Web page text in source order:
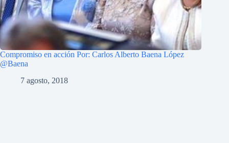
Compromiso en acción Por: Carlos Alberto Baena López
@Baena
7 agosto, 2018